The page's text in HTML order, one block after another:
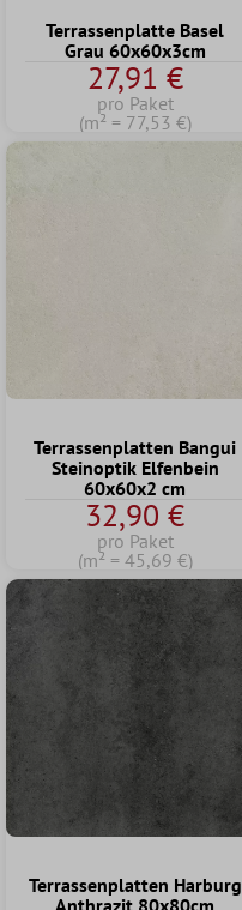
Terrassenplatte Basel
Grau 60x60x3cm
27,91 €
pro Paket
(m² = 77,53 €)
Terrassenplatten Bangui
Steinoptik Elfenbein
60x60x2 cm
32,90 €
pro Paket
(m² = 45,69 €)
Terrassenplatten Harburg
Anthrazit 80x80cm